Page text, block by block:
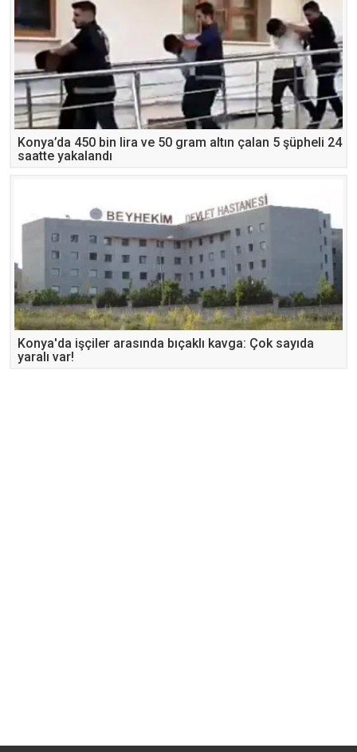
Konya’da 450 bin lira ve 50 gram altın çalan 5 şüpheli 24
saatte yakalandı
Konya'da işçiler arasında bıçaklı kavga: Çok sayıda
yaralı var!